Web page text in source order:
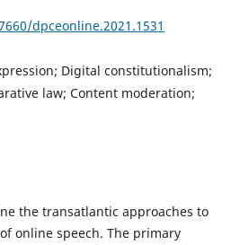
dpceonline.2021.1531
Digital constitutionalism;
law; Content moderation;
the transatlantic approaches to
online speech. The primary